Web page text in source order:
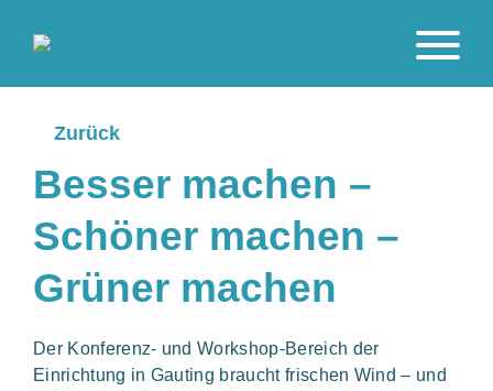
Zurück
Besser machen –
Schöner machen –
Grüner machen
Der Konferenz- und Workshop-Bereich der
Einrichtung in Gauting braucht frischen Wind – und